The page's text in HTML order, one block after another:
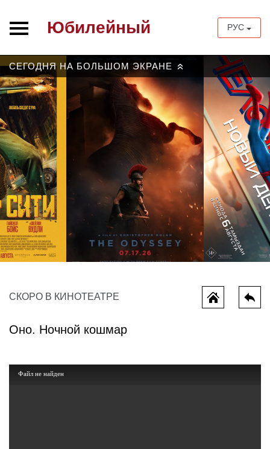
Юбилейный РУС
СЕГОДНЯ НА БОЛЬШОМ ЭКРАНЕ »
СКОРО В КИНОТЕАТРЕ
Оно. Ночной кошмар
Файл не найден